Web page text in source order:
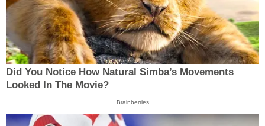
Did You Notice How Natural Simba’s Movements
Looked In The Movie?
Brainberries